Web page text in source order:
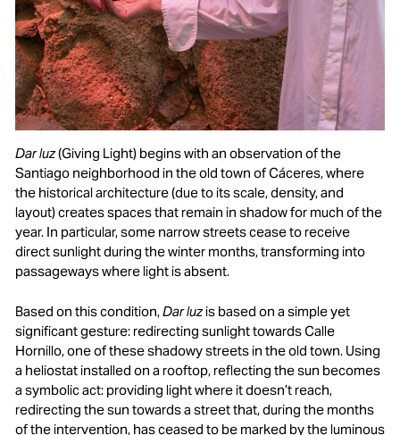
Dar luz(Giving Light) begins with an observation of the
Santiago neighborhood in the old town of Cáceres, where
the historical architecture (due to its scale, density, and
layout) creates spaces that remain in shadow for much of the
year. In particular, some narrow streets cease to receive
direct sunlight during the winter months, transforming into
passageways where light is absent.
Based on this condition,Dar luzis based on a simple yet
significant gesture: redirecting sunlight towards Calle
Hornillo, one of these shadowy streets in the old town. Using
a heliostat installed on a rooftop, reflecting the sun becomes
a symbolic act: providing light where it doesn’t reach,
redirecting the sun towards a street that, during the months
of the intervention, has ceased to be marked by the luminous